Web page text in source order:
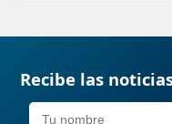
Recibe las